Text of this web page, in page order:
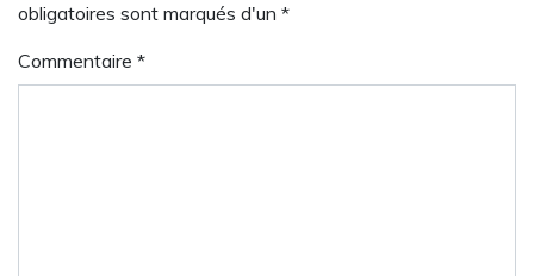
obligatoires sont marqués d'un *
Commentaire *